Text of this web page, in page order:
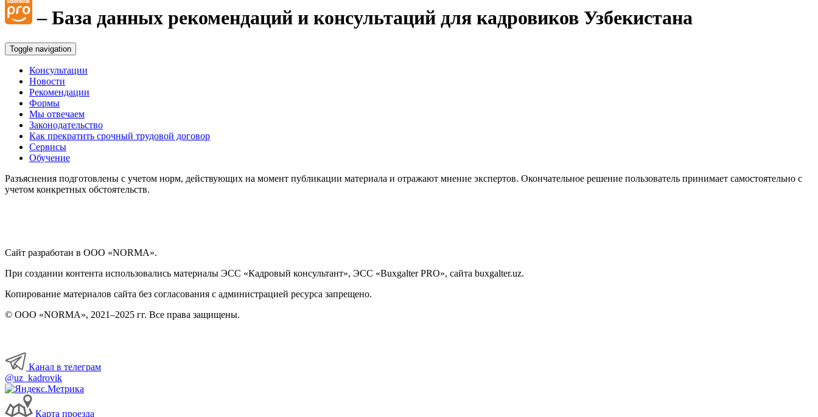
– База данных рекомендаций и консультаций для кадровиков Узбекистана
Toggle navigation
Консультации
Новости
Рекомендации
Формы
Мы отвечаем
Законодательство
Как прекратить срочный трудовой договор
Сервисы
Обучение
Разъяснения подготовлены с учетом норм, действующих на момент публикации материала и отражают мнение экспертов. Окончательное решение пользователь принимает самостоятельно с
учетом конкретных обстоятельств.
Сайт разработан в ООО «NORMA».
При создании контента использовались материалы ЭСС «Кадровый консультант», ЭСС «Buxgalter PRO», сайта buxgalter.uz.
Копирование материалов сайта без согласования с администрацией ресурса запрещено.
© ООО «NORMA», 2021–2025 гг. Все права защищены.
Канал в телеграм
@uz_kadrovik
Карта проезда